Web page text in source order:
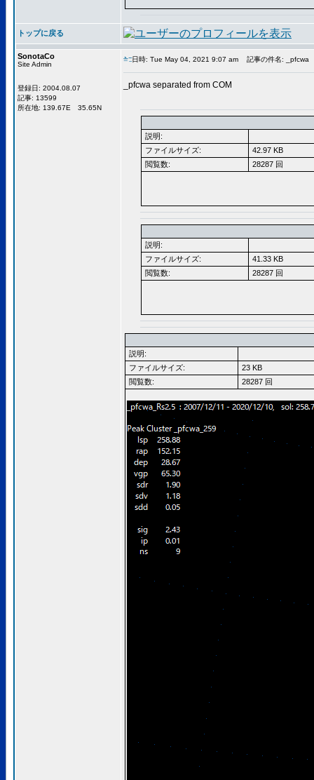
トップに戻る
SonotaCo
Site Admin
登録日: 2004.08.07
記事: 13599
所在地: 139.67E 35.65N
日時: Tue May 04, 2021 9:07 am 記事の件名: _pfcwa
_pfcwa separated from COM
説明:
ファイルサイズ:
42.97 KB
閲覧数:
28287 回
説明:
ファイルサイズ:
41.33 KB
閲覧数:
28287 回
説明:
ファイルサイズ:
23 KB
閲覧数:
28287 回